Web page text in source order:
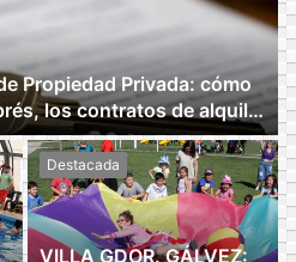
Propiedad Privada: cómo
los contratos de alquiler
Destacada
VILLA GDOR. GÁLVEZ: